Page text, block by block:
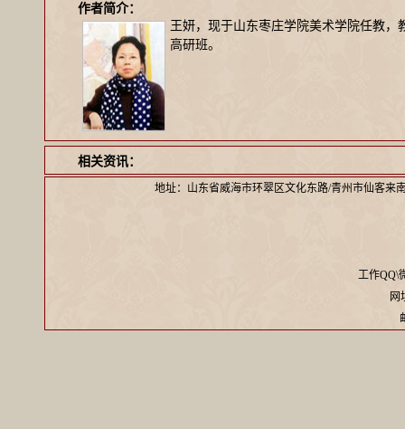
作者简介：
王妍，现于山东枣庄学院美术学院任教，
高研班。
相关资讯：
地址：山东省威海市环翠区文化东路/青州市仙客来
工作QQ\
网